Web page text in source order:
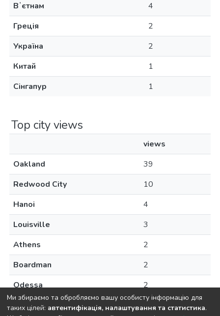
Вʼєтнам
4
Греція
2
Україна
2
Китай
1
Сінгапур
1
Top city views
views
Oakland
39
Redwood City
10
Hanoi
4
Louisville
3
Athens
2
Boardman
2
Odessa
2
Ми збираємо та обробляємо вашу особисту інформацію для
таких цілей: автентифікація, налаштування та статистика.